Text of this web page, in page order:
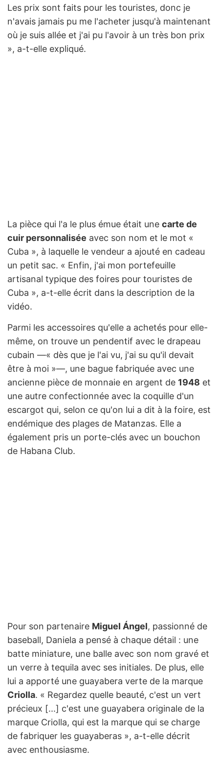
Les prix sont faits pour les touristes, donc je
n'avais jamais pu me l'acheter jusqu'à maintenant
où je suis allée et j'ai pu l'avoir à un très bon prix
», a-t-elle expliqué.
La pièce qui l'a le plus émue était une carte de
cuir personnalisée avec son nom et le mot «
Cuba », à laquelle le vendeur a ajouté en cadeau
un petit sac. « Enfin, j'ai mon portefeuille
artisanal typique des foires pour touristes de
Cuba », a-t-elle écrit dans la description de la
vidéo.
Parmi les accessoires qu'elle a achetés pour elle-
même, on trouve un pendentif avec le drapeau
cubain —« dès que je l'ai vu, j'ai su qu'il devait
être à moi »—, une bague fabriquée avec une
ancienne pièce de monnaie en argent de 1948 et
une autre confectionnée avec la coquille d'un
escargot qui, selon ce qu'on lui a dit à la foire, est
endémique des plages de Matanzas. Elle a
également pris un porte-clés avec un bouchon
de Habana Club.
Pour son partenaire Miguel Ángel, passionné de
baseball, Daniela a pensé à chaque détail : une
batte miniature, une balle avec son nom gravé et
un verre à tequila avec ses initiales. De plus, elle
lui a apporté une guayabera verte de la marque
Criolla. « Regardez quelle beauté, c'est un vert
précieux [...] c'est une guayabera originale de la
marque Criolla, qui est la marque qui se charge
de fabriquer les guayaberas », a-t-elle décrit
avec enthousiasme.